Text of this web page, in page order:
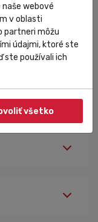
(bežecké
používa
S cieľom
spolupracuje
webové
v oblasti
partneri môžu
údajmi, ktoré ste
ste používali ich
všetko